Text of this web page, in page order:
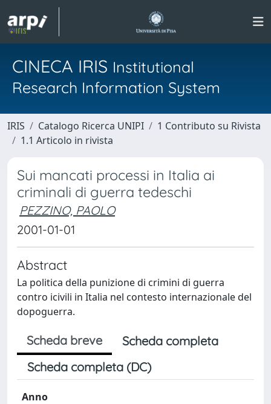
CINECA IRIS Institutional
Research Information System
IRIS Catalogo Ricerca UNIPI
1 Contributo su Rivista
1.1 Articolo in rivista
Sui mancati processi in Italia ai
criminali di guerra tedeschi
PEZZINO, PAOLO
2001-01-01
Abstract
La politica della punizione di crimini di guerra
contro icivili in Italia nel contesto internazionale del
dopoguerra.
Scheda breve
Scheda completa
Scheda completa (DC)
Anno